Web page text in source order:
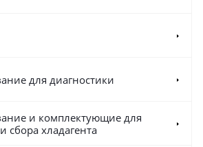
для диагностики
и комплектующие для
сбора хладагента